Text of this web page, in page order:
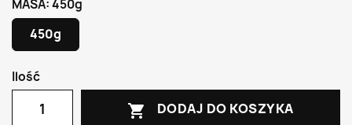
MASA: 450g
450g
Ilość
 DODAJ DO KOSZYKA